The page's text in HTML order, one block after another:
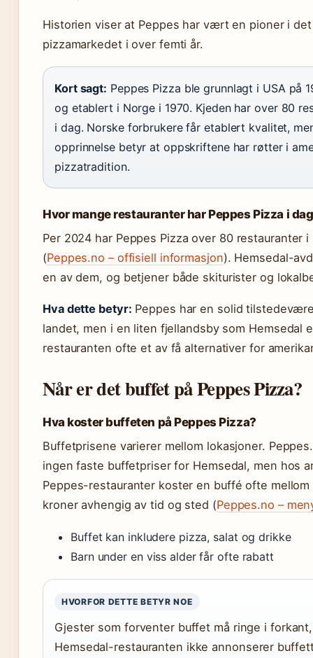
Historien viser at Peppes har vært en pioner i
pizzamarkedet i over femti år.
Kort sagt: Peppes Pizza ble grunnlagt i USA på
og etablert i Norge i 1970. Kjeden har over 80
i dag. Norske forbrukere får etablert kvalitet,
opprinnelse betyr at oppskriftene har røtter i
pizzatradition.
Hvor mange restauranter har Peppes Pizza i
Per 2024 har Peppes Pizza over 80 restauranter i
(Peppes.no – offisiell informasjon). Hemsedal-
en av dem, og betjener både skiturister og
Hva dette betyr: Peppes har en solid
landet, men i en liten fjellandsby som Hemsedal
restauranten ofte et av få alternativer for
Når er det buffet på Peppes Pizza?
Hva koster buffeten på Peppes Pizza?
Buffetprisene varierer mellom lokasjoner.
ingen faste buffetpriser for Hemsedal, men hos
Peppes-restauranter koster en buffé ofte mellom
kroner avhengig av tid og sted (Peppes.no –
Buffet kan inkludere pizza, salat og drikke
Barn under en viss alder får ofte rabatt
HVORFOR DETTE BETYR NOE
Gjester som forventer buffet må ringe i
Hemsedal-restauranten ikke annonserer